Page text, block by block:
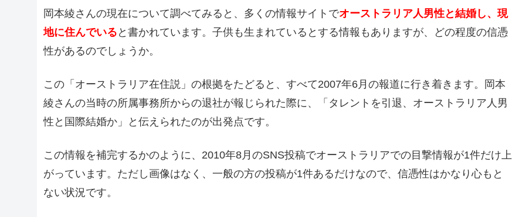
岡本綾さんの現在について調べてみると、多くの情報サイトでオーストラリア人男性と結婚し、現
地に住んでいる と書かれています。子供も生まれているとする情報もありますが、どの程度の信憑
性があるのでしょうか。
この「オーストラリア在住説」の根拠をたどると、すべて2007年6月の報道に行き着きます。岡本
綾さんの当時の所属事務所からの退社が報じられた際に、「タレントを引退、オーストラリア人男
性と国際結婚か」と伝えられたのが出発点です。
この情報を補完するかのように、2010年8月のSNS投稿でオーストラリアでの目撃情報が1件だけ上
がっています。ただし画像はなく、一般の方の投稿が1件あるだけなので、信憑性はかなり心もと
ない状況です。